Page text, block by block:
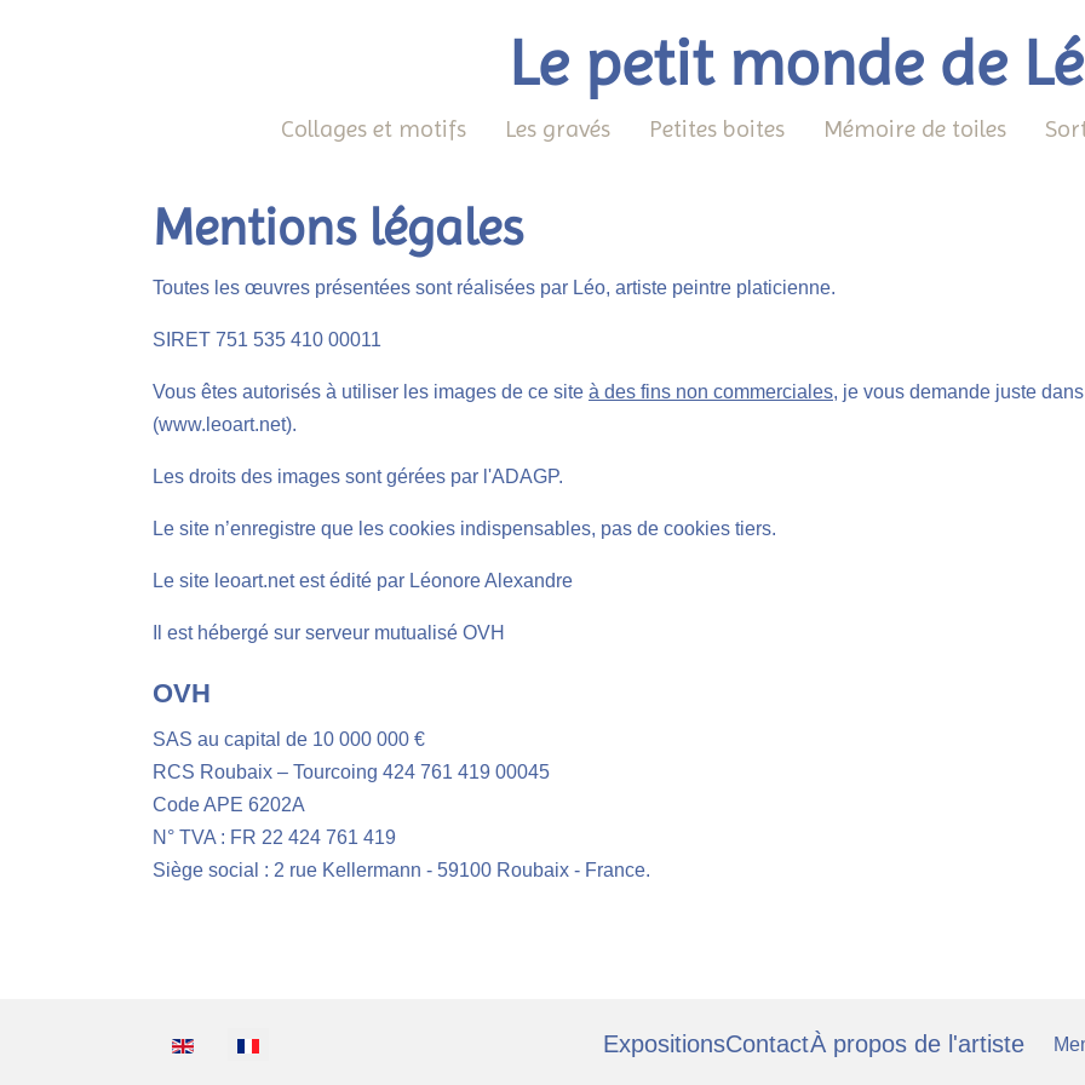
Le petit monde de
Collages et motifs Les gravés Petites boites Mémoire de toiles
Mentions légales
Toutes les œuvres présentées sont réalisées par Léo, artiste peintre platicienne.
SIRET 751 535 410 00011
Vous êtes autorisés à utiliser les images de ce site à des fins non commerciales, je vous demande juste
(www.leoart.net).
Les droits des images sont gérées par l'ADAGP.
Le site n’enregistre que les cookies indispensables, pas de cookies tiers.
Le site leoart.net est édité par Léonore Alexandre
Il est hébergé sur serveur mutualisé OVH
OVH
SAS au capital de 10 000 000 €
RCS Roubaix – Tourcoing 424 761 419 00045
Code APE 6202A
N° TVA : FR 22 424 761 419
Siège social : 2 rue Kellermann - 59100 Roubaix - France.
Sélectionnez votre langue ExpositionsContactÀ propos de l'artiste